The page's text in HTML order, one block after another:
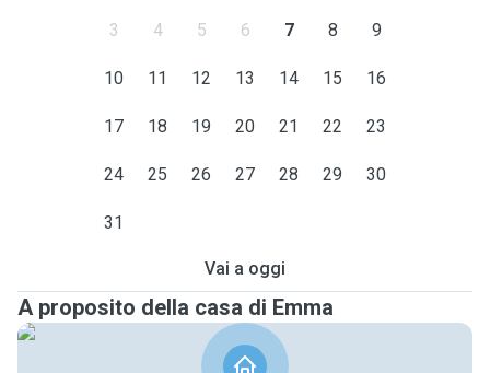
3 4 5 6 7 8 9
10 11 12 13 14 15 16
17 18 19 20 21 22 23
24 25 26 27 28 29 30
31
Vai a oggi
A proposito della casa di Emma